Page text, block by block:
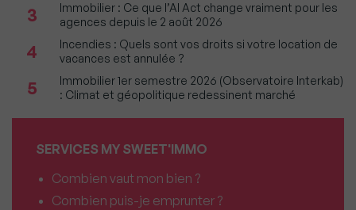
3
Immobilier : Ce que l’AI Act change vraiment pour les
agences depuis le 2 août 2026
4
Incendies : Quels sont vos droits si votre location de
vacances est annulée ?
5
Immobilier 1er semestre 2026 (Observatoire Interkab)
: Climat et géopolitique redessinent marché
SERVICES MY SWEET'IMMO
Combien vaut mon bien ?
Combien puis-je emprunter ?